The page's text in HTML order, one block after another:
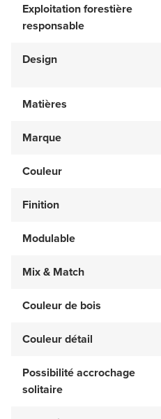
Exploitation forestière
responsable
Design
Matières
Marque
Couleur
Finition
Modulable
Mix & Match
Couleur de bois
Couleur détail
Possibilité accrochage
solitaire